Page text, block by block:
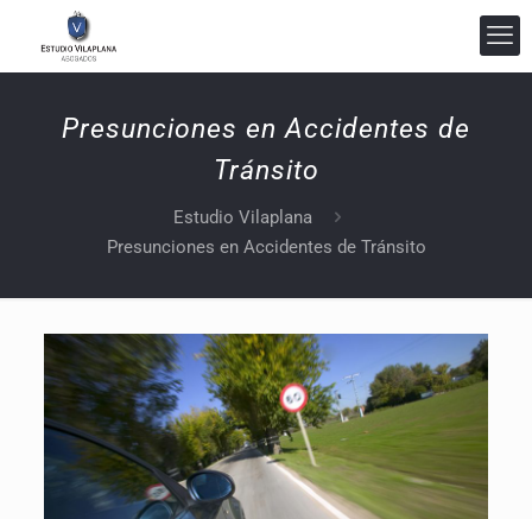
Presunciones en Accidentes de
Tránsito
Estudio Vilaplana
Presunciones en Accidentes de Tránsito
Estudio Vilaplana Abogados
En línea